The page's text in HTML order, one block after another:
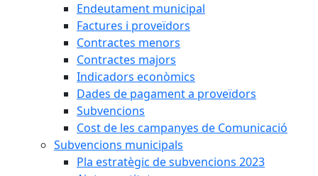
Endeutament municipal
Factures i proveïdors
Contractes menors
Contractes majors
Indicadors econòmics
Dades de pagament a proveïdors
Subvencions
Cost de les campanyes de Comunicació
Subvencions municipals
Pla estratègic de subvencions 2023